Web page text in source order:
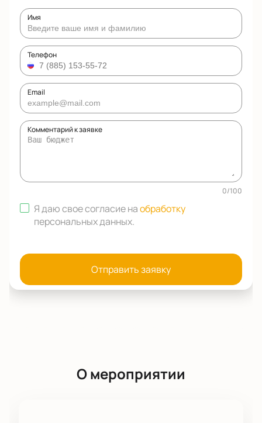
Имя
Телефон
Email
Комментарий к заявке
0/100
Я даю свое согласие наобработку
персональных данных.
Отправить заявку
О мероприятии